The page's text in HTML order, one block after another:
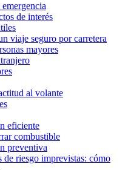
de interés
viaje seguro por carretera
mayores
al volante
eficiente
combustible
preventiva
de riesgo imprevistas: cómo